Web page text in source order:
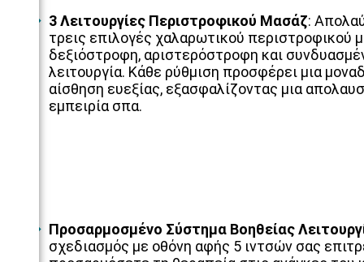
3 Λειτουργίες Περιστροφικού Μασάζ:
τρεις επιλογές χαλαρωτικού περιστροφικού
δεξιόστροφη, αριστερόστροφη και
λειτουργία. Κάθε ρύθμιση προσφέρει μια
αίσθηση ευεξίας, εξασφαλίζοντας μια
εμπειρία σπα.
Προσαρμοσμένο Σύστημα Βοηθείας
σχεδιασμός με οθόνη αφής 5 ιντσών σας